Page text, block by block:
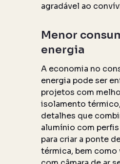
agradável ao
Menor
energia
A economia no
energia pode ser
projetos com
isolamento
detalhes que
alumínio com
para criar a ponte
térmica, bem